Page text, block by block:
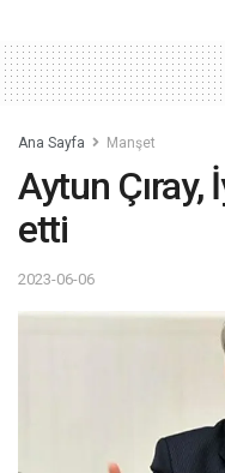
Ana Sayfa Manşet
Aytun Çıray,
etti
2023-06-06